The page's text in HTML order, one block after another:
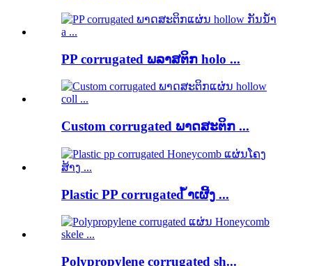
PP corrugated ພລາສຕິກ holo ...
Custom corrugated ພາດສະຕິກ ...
Plastic PP corrugated ້ໍາເຜີ້ງ ...
Polypropylene corrugated sh...